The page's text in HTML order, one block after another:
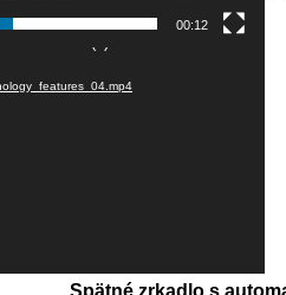
00:12
Video
Spätné zrkadlo s